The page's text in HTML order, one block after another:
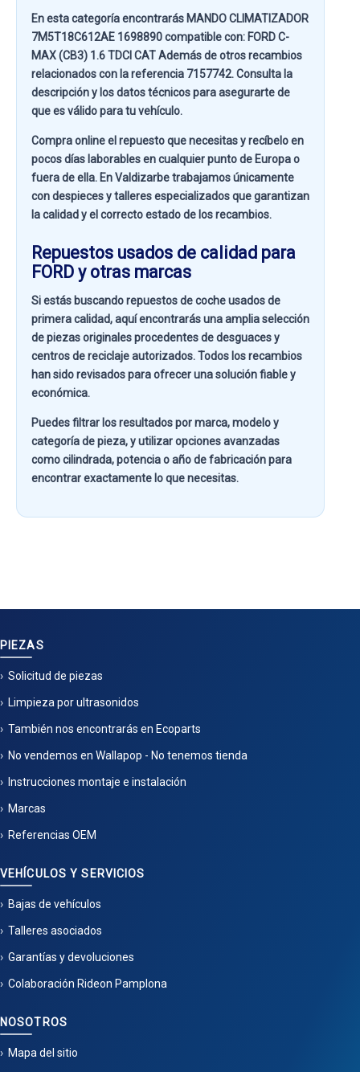
En esta categoría encontrarás MANDO CLIMATIZADOR
7M5T18C612AE 1698890 compatible con: FORD C-
MAX (CB3) 1.6 TDCI CATAdemás de otros recambios
relacionados con la referencia 7157742. Consulta la
descripción y los datos técnicos para asegurarte de
que es válido para tu vehículo.
Compra online el repuesto que necesitas y recíbelo en
pocos días laborables en cualquier punto de Europa o
fuera de ella. EnValdizarbetrabajamos únicamente
con despieces y talleres especializados que garantizan
la calidad y el correcto estado de los recambios.
Repuestos usados de calidad para
FORD y otras marcas
Si estás buscandorepuestos de coche usados de
primera calidad, aquí encontrarás una amplia selección
de piezas originales procedentes de desguaces y
centros de reciclaje autorizados. Todos los recambios
han sido revisados para ofrecer una solución fiable y
económica.
Puedes filtrar los resultados pormarca, modelo y
categoría de pieza, y utilizar opciones avanzadas
comocilindrada, potencia o año de fabricaciónpara
encontrar exactamente lo que necesitas.
PIEZAS
Solicitud de piezas
Limpieza por ultrasonidos
También nos encontrarás en Ecoparts
No vendemos en Wallapop - No tenemos tienda
Instrucciones montaje e instalación
Marcas
Referencias OEM
VEHÍCULOS Y SERVICIOS
Bajas de vehículos
Talleres asociados
Garantías y devoluciones
Colaboración Rideon Pamplona
NOSOTROS
Mapa del sitio